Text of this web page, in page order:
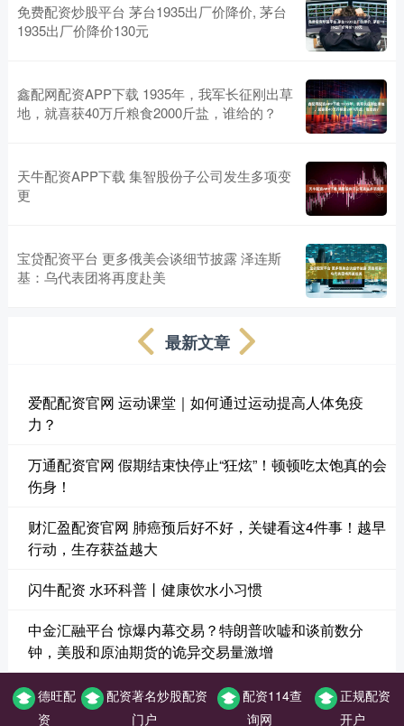
免费配资炒股平台 茅台1935出厂价降价, 茅台
1935出厂价降价130元
鑫配网配资APP下载 1935年，我军长征刚出草
地，就喜获40万斤粮食2000斤盐，谁给的？
天牛配资APP下载 集智股份子公司发生多项变
更
宝贷配资平台 更多俄美会谈细节披露 泽连斯
基：乌代表团将再度赴美
最新文章
爱配配资官网 运动课堂｜如何通过运动提高人体免疫
力？
万通配资官网 假期结束快停止“狂炫”！顿顿吃太饱真的会
伤身！
财汇盈配资官网 肺癌预后好不好，关键看这4件事！越早
行动，生存获益越大
闪牛配资 水环科普丨健康饮水小习惯
中金汇融平台 惊爆内幕交易？特朗普吹嘘和谈前数分
钟，美股和原油期货的诡异交易量激增
德旺配
资
配资著名炒股配资
门户
配资114查
询网
正规配资
开户